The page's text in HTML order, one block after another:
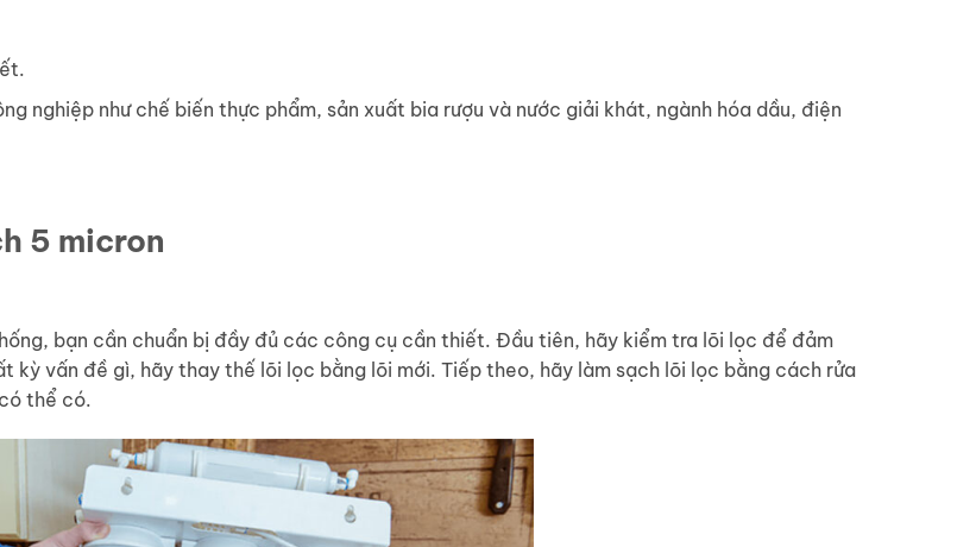
nghiệp như chế biến thực phẩm, sản xuất bia rượu và nước giải khát, ngành hóa dầu, điện
5 micron
bạn cần chuẩn bị đầy đủ các công cụ cần thiết. Đầu tiên, hãy kiểm tra lõi lọc để đảm
kỳ vấn đề gì, hãy thay thế lõi lọc bằng lõi mới. Tiếp theo, hãy làm sạch lõi lọc bằng cách rửa
thể có.